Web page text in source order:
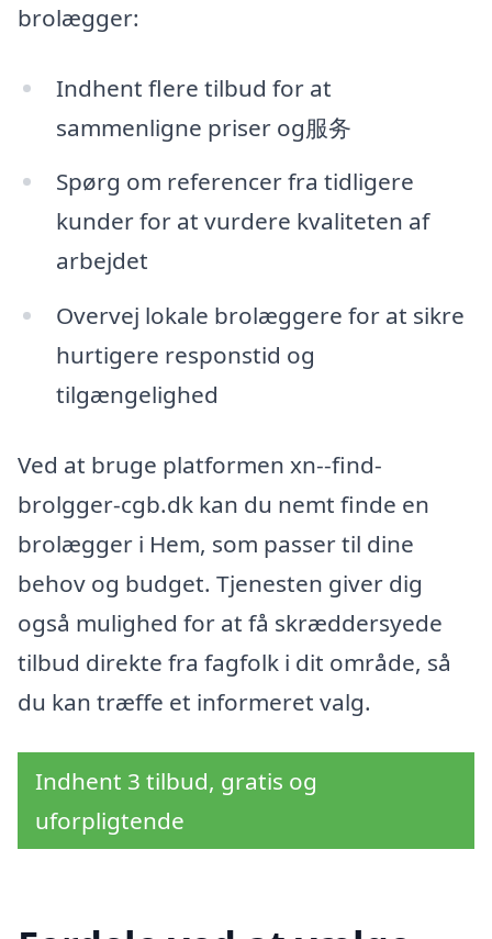
brolægger:
Indhent flere tilbud for at
sammenligne priser og服务
Spørg om referencer fra tidligere
kunder for at vurdere kvaliteten af
arbejdet
Overvej lokale brolæggere for at sikre
hurtigere responstid og
tilgængelighed
Ved at bruge platformen xn--find-
brolgger-cgb.dk kan du nemt finde en
brolægger i Hem, som passer til dine
behov og budget. Tjenesten giver dig
også mulighed for at få skræddersyede
tilbud direkte fra fagfolk i dit område, så
du kan træffe et informeret valg.
Indhent 3 tilbud, gratis og
uforpligtende